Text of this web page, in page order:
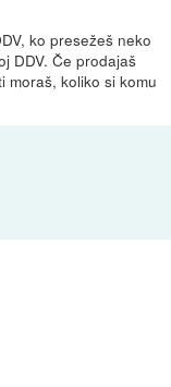
ko presežeš neko
DDV. Če prodajaš
moraš, koliko si komu